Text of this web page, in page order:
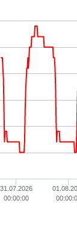
31.07.2026
00:00:00